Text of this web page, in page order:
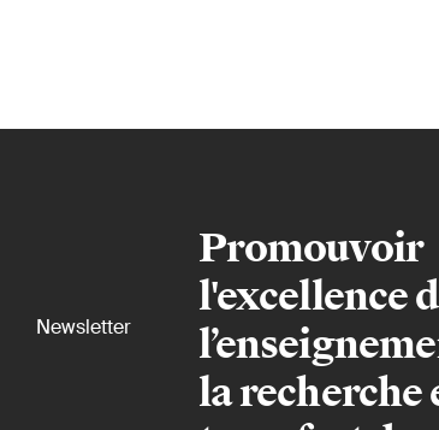
Newsletter
Promouvoir
l'excellence
la recherche